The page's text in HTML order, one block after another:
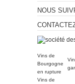
NOUS
Vins de
Bourgogne
en rupture
Vins de